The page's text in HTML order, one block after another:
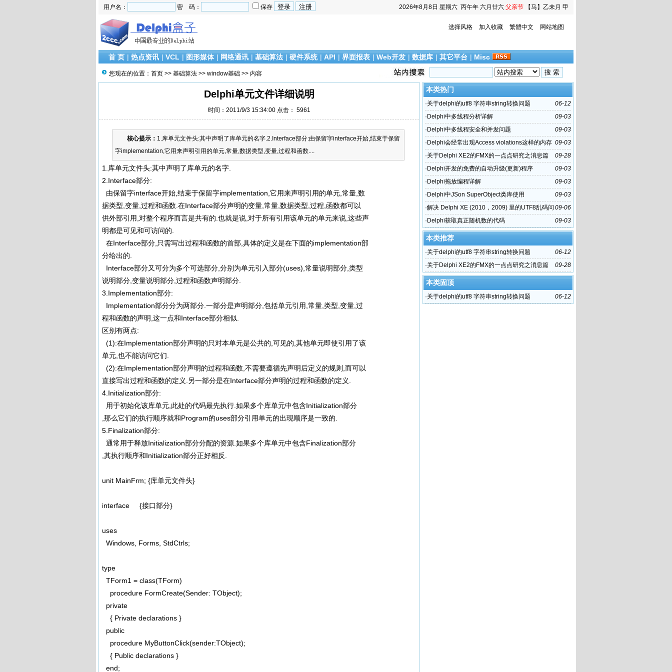
2026年8月8日 星期六 丙午年 六月廿六 父亲节
【马】乙未月 甲
用户名： 密 码： 保存
选择风格 加入收藏 繁體中文 网站地图
首 页 | 热点资讯 | VCL | 图形媒体 | 网络通讯 | 基础算法 | 硬件系统 | API | 界面报表 | Web开发 | 数据库 | 其它平台 | Misc
您现在的位置： 首页 >> 基础算法 >> window基础 >> 内容
Delphi单元文件详细说明
时间：2011/9/3 15:34:00 点击： 5961
核心提示： 1.库单元文件头:其中声明了库单元的名字.2.Interface部分:由保留字interface开始,结束于保留
字implementation,它用来声明引用的单元,常量,数据类型,变量,过程和函数....
1.库单元文件头:其中声明了库单元的名字.
2.Interface部分:
由保留字interface开始,结束于保留字implementation,它用来声明引用的单元,常量,数
据类型,变量,过程和函数.在Interface部分声明的变量,常量,数据类型,过程,函数都可以
供外部引用,对整个程序而言是共有的.也就是说,对于所有引用该单元的单元来说,这些声
明都是可见和可访问的.
在Interface部分,只需写出过程和函数的首部,具体的定义是在下面的implementation部
分给出的.
Interface部分又可分为多个可选部分,分别为单元引入部分(uses),常量说明部分,类型
说明部分,变量说明部分,过程和函数声明部分.
3.Implementation部分:
Implementation部分分为两部分.一部分是声明部分,包括单元引用,常量,类型,变量,过
程和函数的声明,这一点和Interface部分相似.
区别有两点:
(1):在Implementation部分声明的只对本单元是公共的,可见的,其他单元即使引用了该
单元,也不能访问它们.
(2):在Implementation部分声明的过程和函数,不需要遵循先声明后定义的规则,而可以
直接写出过程和函数的定义.另一部分是在Interface部分声明的过程和函数的定义.
4.Initialization部分:
用于初始化该库单元,此处的代码最先执行.如果多个库单元中包含Initialization部分
,那么它们的执行顺序就和Program的uses部分引用单元的出现顺序是一致的.
5.Finalization部分:
通常用于释放Initialization部分分配的资源.如果多个库单元中包含Finalization部分
,其执行顺序和Initialization部分正好相反.
unit MainFrm; {库单元文件头}
interface {接口部分}
uses
Windows, Forms, StdCtrls;
type
TForm1 = class(TForm)
procedure FormCreate(Sender: TObject);
private
{ Private declarations }
public
procedure MyButtonClick(sender:TObject);
{ Public declarations }
end;
本类热门
06-12
·关于delphi的utf8 字符串string转换问题
09-03
· Delphi中多线程分析详解
09-03
· Delphi中多线程安全和并发问题
09-03
· Delphi会经常出现Access violations这样的内存
访问错误
09-28
·关于Delphi XE2的FMX的一点点研究之消息篇
09-03
· Delphi开发的免费的自动升级(更新)程序
09-03
· Delphi拖放编程详解
09-03
· Delphi中JSon SuperObject类库使用
09-06
·解决 Delphi XE (2010，2009) 里的UTF8乱码问
题！
09-03
· Delphi获取真正随机数的代码
本类推荐
06-12
·关于delphi的utf8 字符串string转换问题
09-28
·关于Delphi XE2的FMX的一点点研究之消息篇
本类固顶
06-12
·关于delphi的utf8 字符串string转换问题